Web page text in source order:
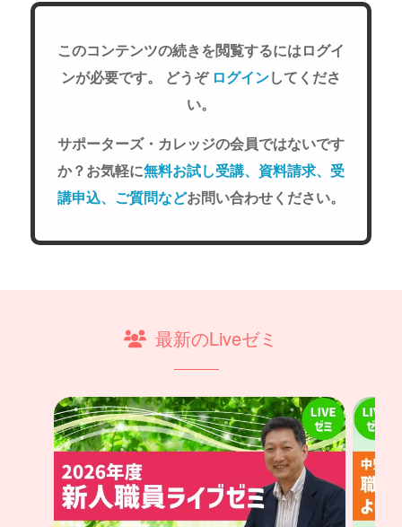
このコンテンツの続きを閲覧するにはログイ
ンが必要です。 どうぞ ログインしてくださ
い。
サポーターズ・カレッジの会員ではないです
か？お気軽に無料お試し受講、資料請求、受
講申込、ご質問などお問い合わせください。
最新のLiveゼミ